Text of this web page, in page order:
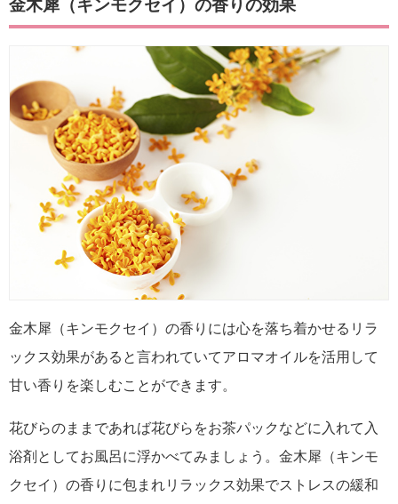
金木犀（キンモクセイ）の香りの効果
金木犀（キンモクセイ）の香りには心を落ち着かせるリラ
ックス効果があると言われていてアロマオイルを活用して
甘い香りを楽しむことができます。
花びらのままであれば花びらをお茶パックなどに入れて入
浴剤としてお風呂に浮かべてみましょう。金木犀（キンモ
クセイ）の香りに包まれリラックス効果でストレスの緩和